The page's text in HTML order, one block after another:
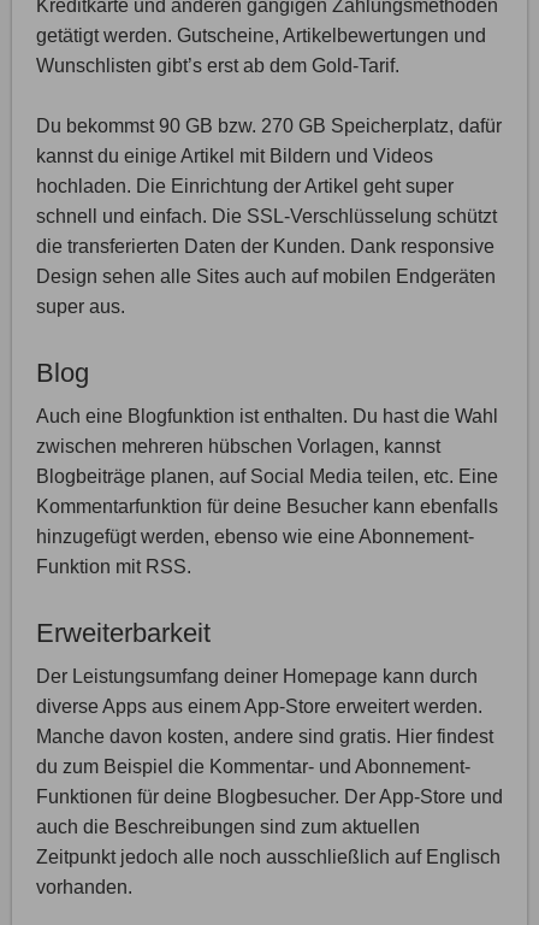
Kreditkarte und anderen gängigen Zahlungsmethoden
getätigt werden. Gutscheine, Artikelbewertungen und
Wunschlisten gibt’s erst ab dem Gold-Tarif.
Du bekommst 90 GB bzw. 270 GB Speicherplatz, dafür
kannst du einige Artikel mit Bildern und Videos
hochladen. Die Einrichtung der Artikel geht super
schnell und einfach. Die SSL-Verschlüsselung schützt
die transferierten Daten der Kunden. Dank responsive
Design sehen alle Sites auch auf mobilen Endgeräten
super aus.
Blog
Auch eine Blogfunktion ist enthalten. Du hast die Wahl
zwischen mehreren hübschen Vorlagen, kannst
Blogbeiträge planen, auf Social Media teilen, etc. Eine
Kommentarfunktion für deine Besucher kann ebenfalls
hinzugefügt werden, ebenso wie eine Abonnement-
Funktion mit RSS.
Erweiterbarkeit
Der Leistungsumfang deiner Homepage kann durch
diverse Apps aus einem App-Store erweitert werden.
Manche davon kosten, andere sind gratis. Hier findest
du zum Beispiel die Kommentar- und Abonnement-
Funktionen für deine Blogbesucher. Der App-Store und
auch die Beschreibungen sind zum aktuellen
Zeitpunkt jedoch alle noch ausschließlich auf Englisch
vorhanden.